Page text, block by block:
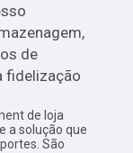
de
fidelização
de loja
a solução que
São